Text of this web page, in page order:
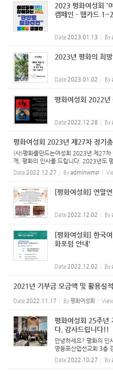
2023 평화여성회 '
캠페인 - 웹카드 1~2
Date 2023.01.13 By
2023년 평화의 희
Date 2023.01.02 By
평화여성회 2022년
Date 2022.12.28 By
평화여성회 2023년 제27차 정기
(사)평화를만드는여성회 2023년 제27
께, 평화의 인사를 드립니다. 2023년도
같은 일정으로 열고자 합니다. 모든 회원
꼭 참석하셔서 ...
Date 2022.12.27 Byadminwmp
[평화여성회] 연말
Date 2022.12.02 By
[평화여성회] 한국
화포럼 안내'
Date 2022.12.02 By
2021년 기부금 모금액 및 활용실
Date 2022.11.17 By평화여성회
평화여성회 25주년
다. 감사드립니다!!
안녕하세요? 평화의
영등포산업선교회 3층
'25공감'을 잘 마쳤습
후원에 감사드립니다.
Date 2022.10.27 By